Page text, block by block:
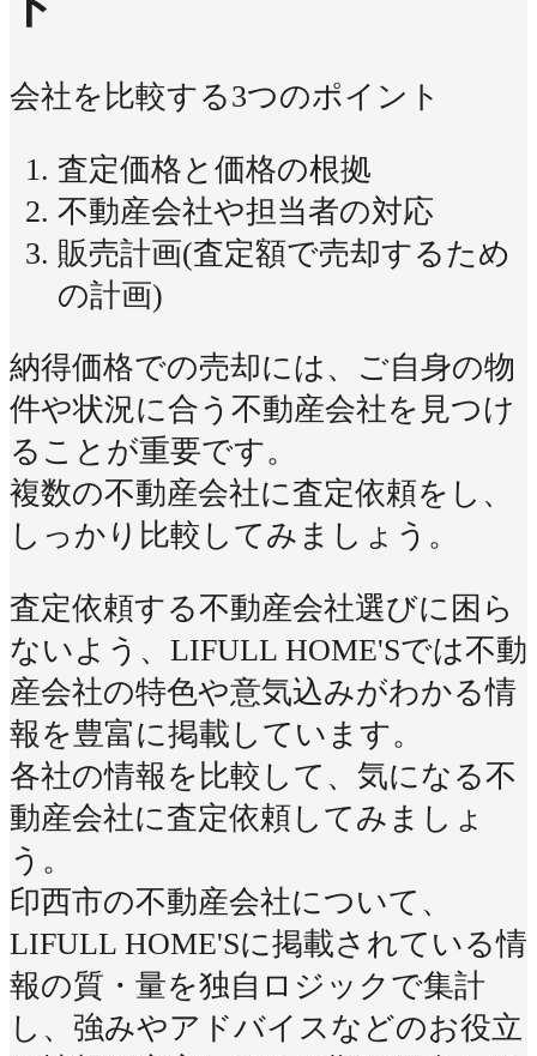
会社を比較する3つのポイント
査定価格と価格の根拠
不動産会社や担当者の対応
販売計画(査定額で売却するため
の計画)
納得価格での売却には、ご自身の物
件や状況に合う不動産会社を見つけ
ることが重要です。
複数の不動産会社に査定依頼をし、
しっかり比較してみましょう。
査定依頼する不動産会社選びに困ら
ないよう、LIFULL HOME'Sでは不動
産会社の特色や意気込みがわかる情
報を豊富に掲載しています。
各社の情報を比較して、気になる不
動産会社に査定依頼してみましょ
う。
印西市の不動産会社について、
LIFULL HOME'Sに掲載されている情
報の質・量を独自ロジックで集計
し、強みやアドバイスなどのお役立